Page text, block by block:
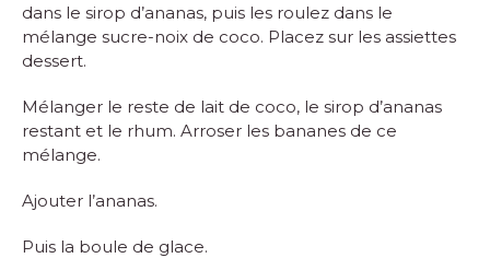
dans le sirop d’ananas, puis les roulez dans le
mélange sucre-noix de coco. Placez sur les assiettes
dessert.
Mélanger le reste de lait de coco, le sirop d’ananas
restant et le rhum. Arroser les bananes de ce
mélange.
Ajouter l’ananas.
Puis la boule de glace.